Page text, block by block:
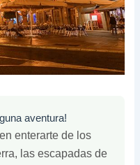
aventura!
enterarte de los
las escapadas de